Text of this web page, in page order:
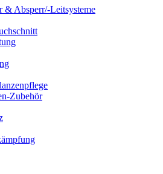
& Absperr/-Leitsysteme
Zubehör